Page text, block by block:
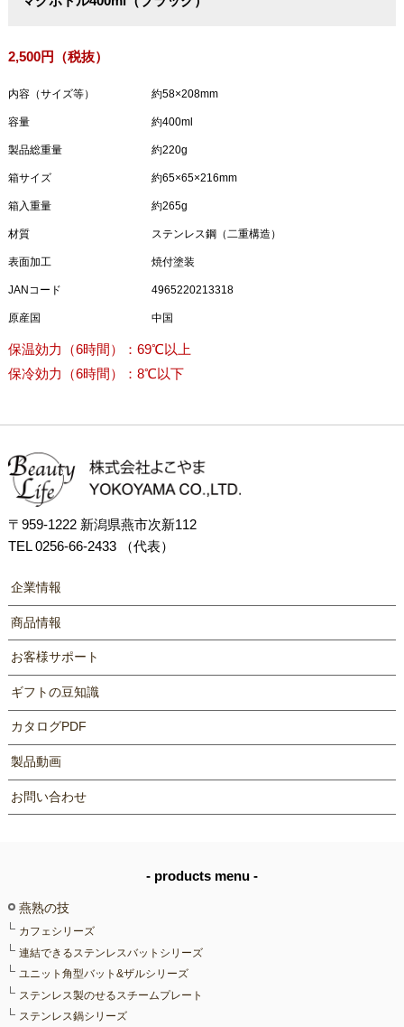
2,500円（税抜）
内容（サイズ等） 約58×208mm
容量 約400ml
製品総重量 約220g
箱サイズ 約65×65×216mm
箱入重量 約265g
材質 ステンレス鋼（二重構造）
表面加工 焼付塗装
JANコード 4965220213318
原産国 中国
保温効力（6時間）：69℃以上
保冷効力（6時間）：8℃以下
〒959-1222 新潟県燕市次新112
TEL 0256-66-2433 （代表）
企業情報
商品情報
お客様サポート
ギフトの豆知識
カタログPDF
製品動画
お問い合わせ
- products menu -
燕熟の技
カフェシリーズ
連結できるステンレスバットシリーズ
ユニット角型バット&ザルシリーズ
ステンレス製のせるスチームプレート
ステンレス鍋シリーズ